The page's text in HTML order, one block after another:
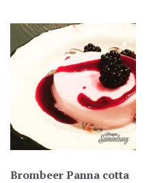
Brombeer Panna cotta